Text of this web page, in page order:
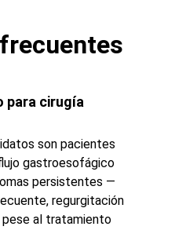
para cirugía
son pacientes
gastroesofágico
persistentes —
regurgitación
al tratamiento